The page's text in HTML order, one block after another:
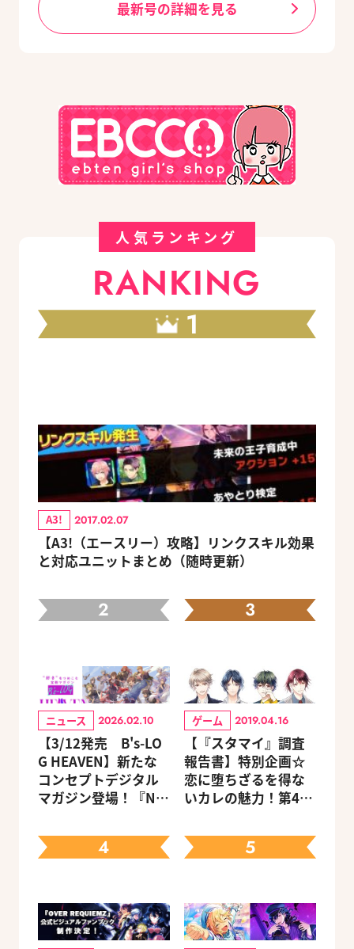
最新号の詳細を見る
人気ランキング
RANKING
1
A3! 2017.02.07
【A3!（エースリー）攻略】リンクスキル効果
と対応ユニットまとめ（随時更新）
2
ニュース 2026.02.10
【3/12発売 B's-LO
G HEAVEN】新たな
コンセプトデジタル
マガジン登場！『NU:
人気作のオリジナル
グッズ付きアニメイ
3
ゲーム 2019.04.16
【『スタマイ』調査
報告書】特別企画☆
恋に堕ちざるを得な
いカレの魅力！第4
4 5